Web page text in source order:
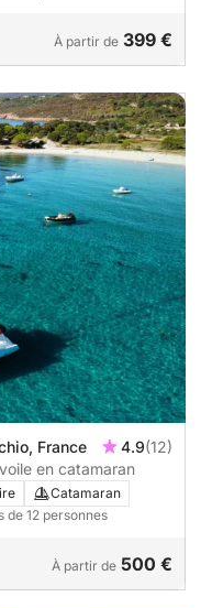
À partir de 399 €
France 4.9(12)
en catamaran
Catamaran
de 12 personnes
À partir de 500 €